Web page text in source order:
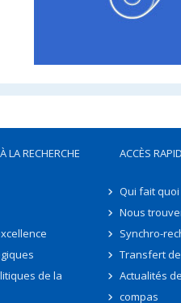
LA RECHERCHE
de la
ACCÈS
Qui fait quoi
Nous
Synchro-
Transfert
Actualités
compas